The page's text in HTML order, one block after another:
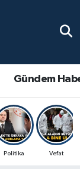
Gündem
Politika Vefat